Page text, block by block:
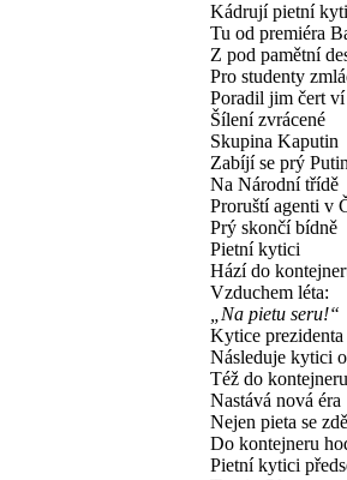
Kádrují pietní
Tu od premiéra
Z pod pamětní
Pro studenty
Poradil jim čert ví
Šílení zvrácené
Skupina Kaputin
Zabíjí se prý Putin
Na Národní třídě
Proruští agenti v
Prý skončí bídně
Pietní kytici
Hází do
Vzduchem léta:
„Na pietu seru!“
Kytice prezidenta
Následuje kytici
Též do
Nastává nová éra
Nejen pieta se
Do kontejneru
Pietní kytici